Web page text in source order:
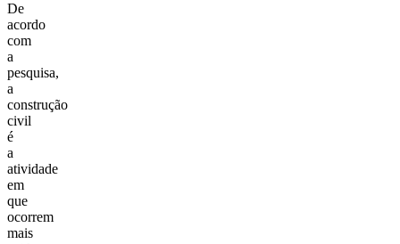
De
acordo
com
a
pesquisa,
a
construção
civil
é
a
atividade
em
que
ocorrem
mais